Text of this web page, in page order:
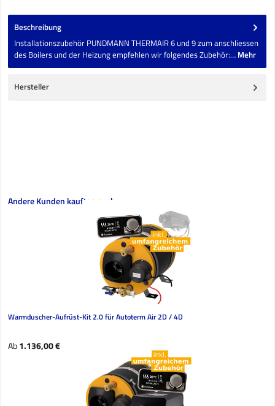
Beschreibung
Installationszubehör PUNDMANN THERMAIR 6 und 9 zum anschliessen
des Boilers und der Heizung empfehlen wir folgendes Zubehör:… Mehr
Hersteller
Produktgalerie überspringen
Andere Kunden kauften auch
Warmduscher-Aufrüst-Kit 2.0 für Autoterm Air 2D / 4D
Regulärer Preis:
Ab1.136,00 €